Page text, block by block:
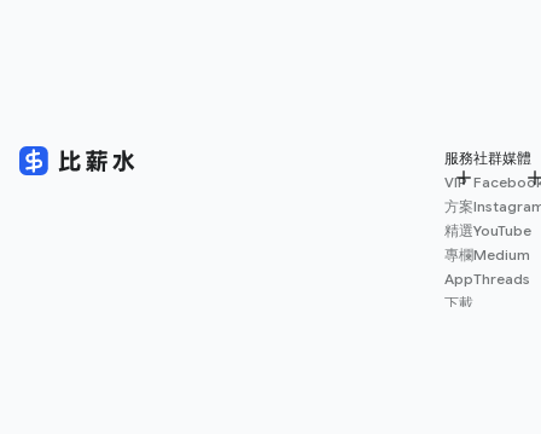
服務
VIP
方案
精選
專欄
App
下載
社群媒體
YouTube
Medium
Threads